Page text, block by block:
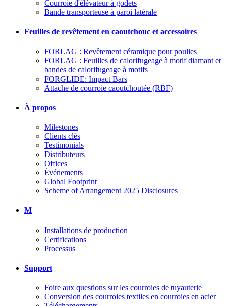
Courroie d'élévateur à godets
Bande transporteuse à paroi latérale
Feuilles de revêtement en caoutchouc et accessoires
FORLAG : Revêtement céramique pour poulies
FORLAG : Feuilles de calorifugeage à motif diamant et
bandes de calorifugeage à motifs
FORGLIDE: Impact Bars
Attache de courroie caoutchoutée (RBF)
À propos
Milestones
Clients clés
Testimonials
Distributeurs
Offices
Événements
Global Footprint
Scheme of Arrangement 2025 Disclosures
M
Installations de production
Certifications
Processus
Support
Foire aux questions sur les courroies de tuyauterie
Conversion des courroies textiles en courroies en acier